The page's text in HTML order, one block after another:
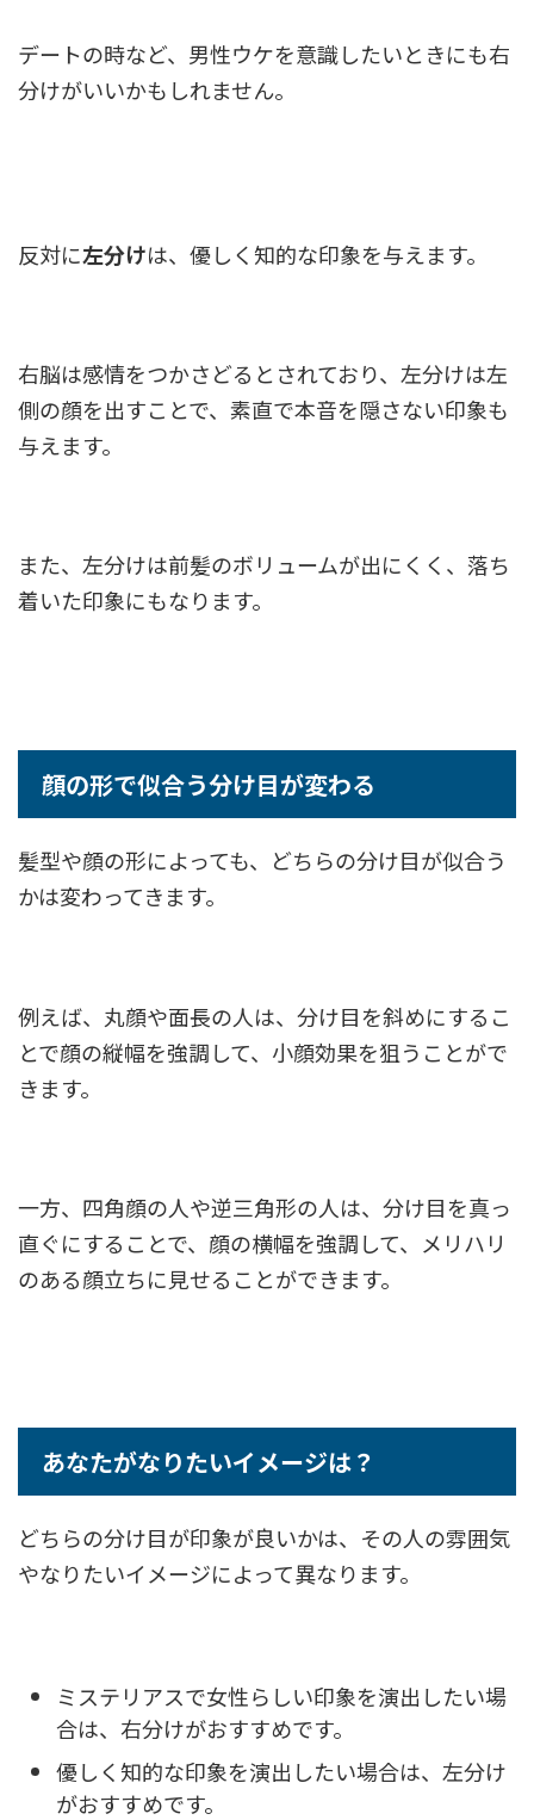
デートの時など、男性ウケを意識したいときにも右
分けがいいかもしれません。
反対に左分けは、優しく知的な印象を与えます。
右脳は感情をつかさどるとされており、左分けは左
側の顔を出すことで、素直で本音を隠さない印象も
与えます。
また、左分けは前髪のボリュームが出にくく、落ち
着いた印象にもなります。
顔の形で似合う分け目が変わる
髪型や顔の形によっても、どちらの分け目が似合う
かは変わってきます。
例えば、丸顔や面長の人は、分け目を斜めにするこ
とで顔の縦幅を強調して、小顔効果を狙うことがで
きます。
一方、四角顔の人や逆三角形の人は、分け目を真っ
直ぐにすることで、顔の横幅を強調して、メリハリ
のある顔立ちに見せることができます。
あなたがなりたいイメージは？
どちらの分け目が印象が良いかは、その人の雰囲気
やなりたいイメージによって異なります。
ミステリアスで女性らしい印象を演出したい場
合は、右分けがおすすめです。
優しく知的な印象を演出したい場合は、左分け
がおすすめです。